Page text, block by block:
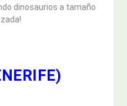
dinosaurios a tamaño